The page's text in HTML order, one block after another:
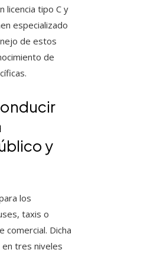
licencia tipo C y
especializado
de estos
de
y
los
taxis o
comercial. Dicha
tres niveles